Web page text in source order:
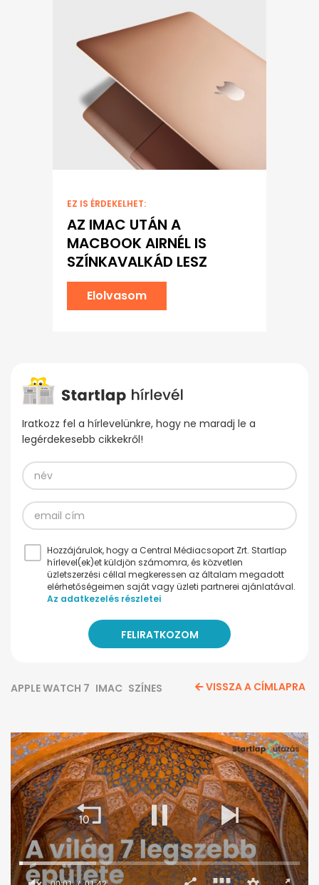
EZ IS ÉRDEKELHET:
AZ IMAC UTÁN A
MACBOOK AIRNÉL IS
SZÍNKAVALKÁD LESZ
Elolvasom
Iratkozz fel a hírlevelünkre, hogy ne maradj le a
legérdekesebb cikkekről!
Hozzájárulok, hogy a Central Médiacsoport Zrt. Startlap
hírlevel(ek)et küldjön számomra, és közvetlen
üzletszerzési céllal megkeressen az általam megadott
elérhetőségeimen saját vagy üzleti partnerei ajánlatával.
Az adatkezelés részletei
APPLE WATCH 7 IMAC SZÍNES VISSZA A CÍMLAPRA